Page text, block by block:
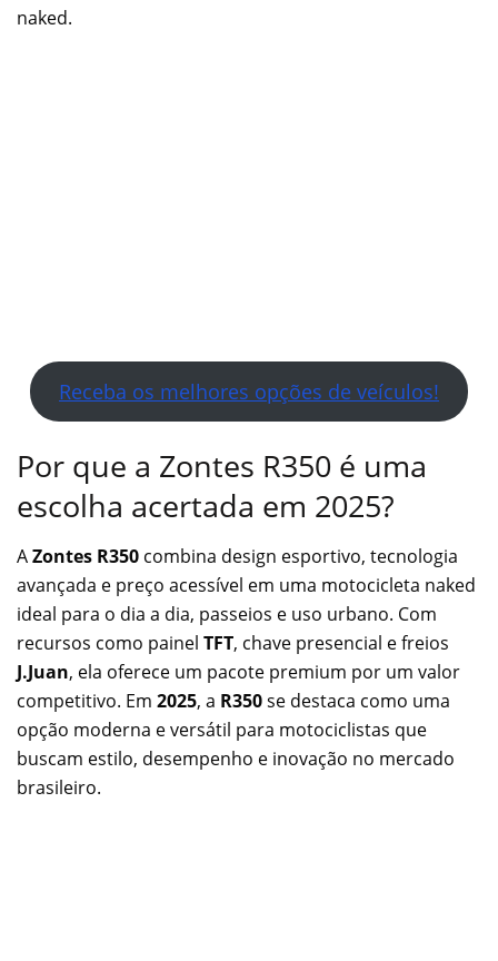
naked.
Receba os melhores opções de veículos!
Por que a Zontes R350 é uma
escolha acertada em 2025?
AZontes R350 combina design esportivo, tecnologia
avançada e preço acessível em uma motocicleta naked
ideal para o dia a dia, passeios e uso urbano. Com
recursos como painel TFT, chave presencial e freios
J.Juan, ela oferece um pacote premium por um valor
competitivo. Em 2025, a R350se destaca como uma
opção moderna e versátil para motociclistas que
buscam estilo, desempenho e inovação no mercado
brasileiro.